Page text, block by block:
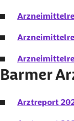
Barmer
Arztreport